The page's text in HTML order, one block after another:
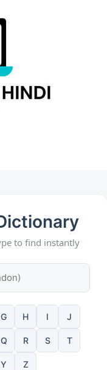
to find instantly
G H I J
Q R S T
Y Z